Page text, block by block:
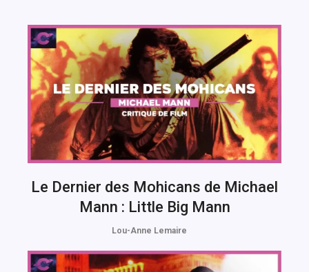
Le Dernier des Mohicans de Michael
Mann : Little Big Mann
Lou-Anne Lemaire